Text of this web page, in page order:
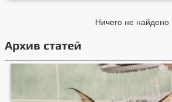
Ничего не найдено
Архив статей